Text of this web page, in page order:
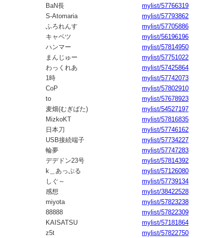
BaN長
mylist/57766319
S-Atomaria
mylist/57793862
ふろれんす
mylist/57705886
キャベツ
mylist/56196196
ハンマー
mylist/57814950
まんじゅー
mylist/57751022
わっくれあ
mylist/57425864
1時
mylist/57742073
CoP
mylist/57802910
to
mylist/57678923
麦畑(むぎばた)
mylist/54527197
MizkoKT
mylist/57816835
日本刀
mylist/57746162
USB接続端子
mylist/57734227
輪夢
mylist/57747283
デデドン23号
mylist/57814392
k＿あっぷる
mylist/57126080
しぐ～
mylist/57739134
感想
mylist/38422528
miyota
mylist/57823238
88888
mylist/57822309
KAISATSU
mylist/57181864
z5t
mylist/57822750